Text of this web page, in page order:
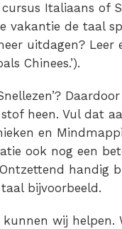
Italiaans of
vakantie de taal
uitdagen? Leer
Chinees.’).
heen. Vul dat
en
ook nog een
handig
bijvoorbeeld.
wij helpen.